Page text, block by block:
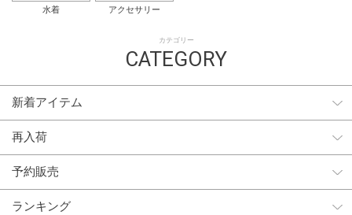
水着 アクセサリー
カテゴリー
CATEGORY
新着アイテム
再入荷
予約販売
ランキング